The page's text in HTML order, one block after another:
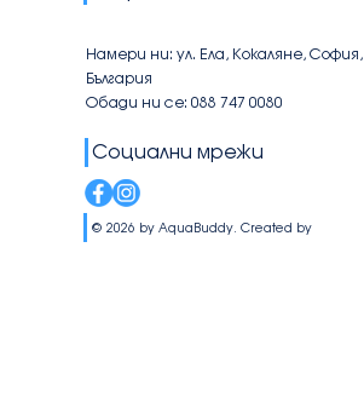
Намери ни: ул. Ела, Кокаляне, София,
България
Обади ни се: 088 747 0080
Социални мрежи
© 2026 by AquaBuddy. Created by